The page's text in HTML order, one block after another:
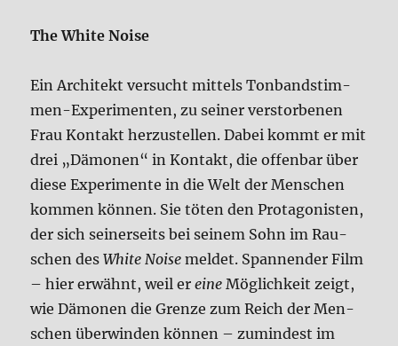
The White Noi­se
Ein Archi­tekt ver­sucht mit­tels Ton­band­stim­
men-Expe­ri­men­ten, zu sei­ner ver­stor­be­nen
Frau Kon­takt her­zu­stel­len. Dabei kommt er mit
drei „Dämo­nen“ in Kon­takt, die offen­bar über
die­se Expe­ri­men­te in die Welt der Men­schen
kom­men kön­nen. Sie töten den Prot­ago­ni­sten,
der sich sei­ner­seits bei sei­nem Sohn im Rau­
schen desWhite Noi­se mel­det. Span­nen­der Film
– hier erwähnt, weil ereine Mög­lich­keit zeigt,
wie Dämo­nen die Gren­ze zum Reich der Men­
schen über­win­den kön­nen – zumin­dest im